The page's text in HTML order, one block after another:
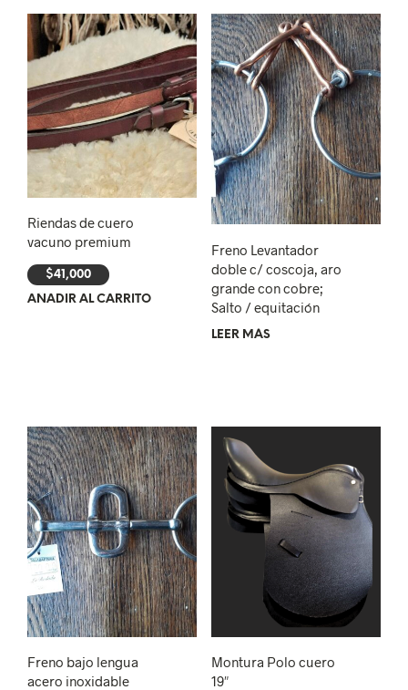
Riendas de cuero
vacuno premium
$41,000
AÑADIR AL CARRITO
Freno Levantador
doble c/ coscoja, aro
grande con cobre;
Salto / equitación
LEER MÁS
Freno bajo lengua
acero inoxidable
Montura Polo cuero
19″